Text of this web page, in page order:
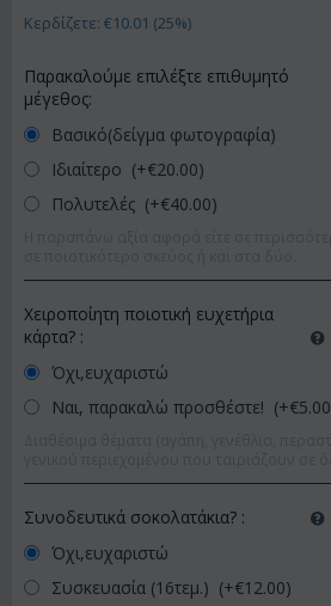
Κερδίζετε: €10.01 (25%)
Παρακαλούμε επιλέξτε επιθυμητό
μέγεθος:
Βασικό(δείγμα φωτογραφία)
Ιδιαίτερο (+€20.00)
Πολυτελές (+€40.00)
Χειροποίητη ποιοτική ευχετήρια
κάρτα? :
Όχι,ευχαριστώ
Ναι, παρακαλώ προσθέστε! (+€5.00
Συνοδευτικά σοκολατάκια? :
Όχι,ευχαριστώ
Συσκευασία (16τεμ.) (+€12.00)